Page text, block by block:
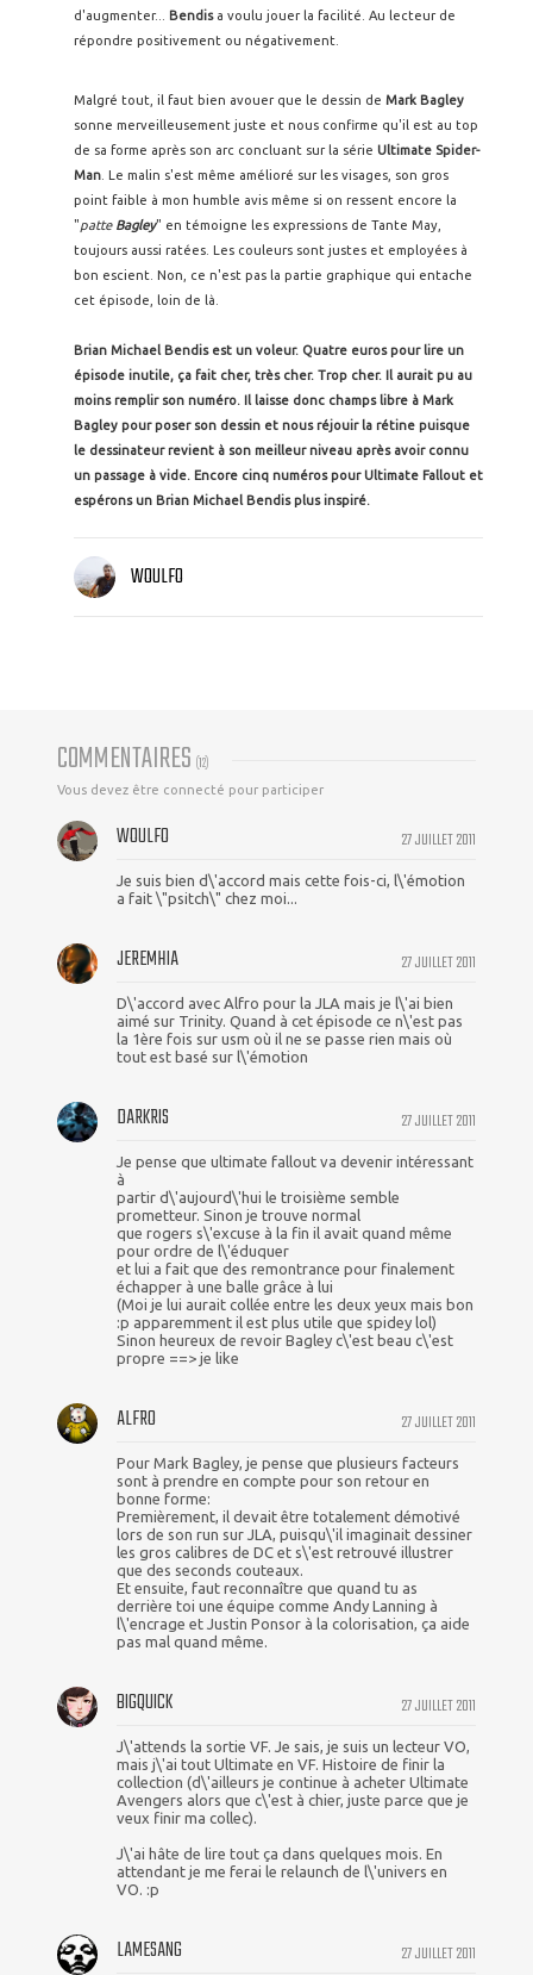
d'augmenter... Bendis a voulu jouer la facilité. Au lecteur de
répondre positivement ou négativement.
Malgré tout, il faut bien avouer que le dessin de Mark Bagley
sonne merveilleusement juste et nous confirme qu'il est au top
de sa forme après son arc concluant sur la série Ultimate Spider-
Man . Le malin s'est même amélioré sur les visages, son gros
point faible à mon humble avis même si on ressent encore la
"patte Bagley" en témoigne les expressions de Tante May,
toujours aussi ratées. Les couleurs sont justes et employées à
bon escient. Non, ce n'est pas la partie graphique qui entache
cet épisode, loin de là.
Brian Michael Bendis est un voleur. Quatre euros pour lire un
épisode inutile, ça fait cher, très cher. Trop cher. Il aurait pu au
moins remplir son numéro. Il laisse donc champs libre à Mark
Bagley pour poser son dessin et nous réjouir la rétine puisque
le dessinateur revient à son meilleur niveau après avoir connu
un passage à vide. Encore cinq numéros pour Ultimate Fallout et
espérons un Brian Michael Bendis plus inspiré.
WOULFO
COMMENTAIRES (12)
Vous devez être connecté pour participer
27 JUILLET 2011
WOULFO
Je suis bien d\'accord mais cette fois-ci, l\'émotion
a fait \"psitch\" chez moi...
27 JUILLET 2011
JEREMHIA
D\'accord avec Alfro pour la JLA mais je l\'ai bien
aimé sur Trinity. Quand à cet épisode ce n\'est pas
la 1ère fois sur usm où il ne se passe rien mais où
tout est basé sur l\'émotion
27 JUILLET 2011
DARKRIS
Je pense que ultimate fallout va devenir intéressant
à
partir d\'aujourd\'hui le troisième semble
prometteur. Sinon je trouve normal
que rogers s\'excuse à la fin il avait quand même
pour ordre de l\'éduquer
et lui a fait que des remontrance pour finalement
échapper à une balle grâce à lui
(Moi je lui aurait collée entre les deux yeux mais bon
:p apparemment il est plus utile que spidey lol)
Sinon heureux de revoir Bagley c\'est beau c\'est
propre ==> je like
27 JUILLET 2011
ALFRO
Pour Mark Bagley, je pense que plusieurs facteurs
sont à prendre en compte pour son retour en
bonne forme:
Premièrement, il devait être totalement démotivé
lors de son run sur JLA, puisqu\'il imaginait dessiner
les gros calibres de DC et s\'est retrouvé illustrer
que des seconds couteaux.
Et ensuite, faut reconnaître que quand tu as
derrière toi une équipe comme Andy Lanning à
l\'encrage et Justin Ponsor à la colorisation, ça aide
pas mal quand même.
27 JUILLET 2011
BIGQUICK
J\'attends la sortie VF. Je sais, je suis un lecteur VO,
mais j\'ai tout Ultimate en VF. Histoire de finir la
collection (d\'ailleurs je continue à acheter Ultimate
Avengers alors que c\'est à chier, juste parce que je
veux finir ma collec).
J\'ai hâte de lire tout ça dans quelques mois. En
attendant je me ferai le relaunch de l\'univers en
VO. :p
27 JUILLET 2011
LAMESANG